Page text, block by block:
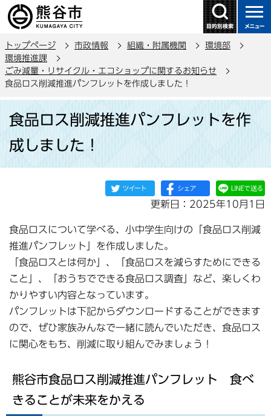
の
ー
ジ
の
先
トップページ 市政情報 組織・附属機関
環境部
環境推進課
ごみ減量・リサイクル・エコショップに関するお知らせ
食品ロス削減推進パンフレットを作成しました！
か
食品ロス削減推進パンフレットを作
成しました！
更新日：2025年10月1日
食品ロスについて学べる、小中学生向けの「食品ロス削減
推進パンフレット」を作成しました。
「食品ロスとは何か」、「食品ロスを減らすためにできる
こと」、「おうちでできる食品ロス調査」など、楽しくわ
かりやすい内容となっています。
パンフレットは下記からダウンロードすることができます
ので、ぜひ家族みんなで一緒に読んでいただき、食品ロス
に関心をもち、削減に取り組んでみましょう！
熊谷市食品ロス削減推進パンフレット 食べ
きることが未来をかえる